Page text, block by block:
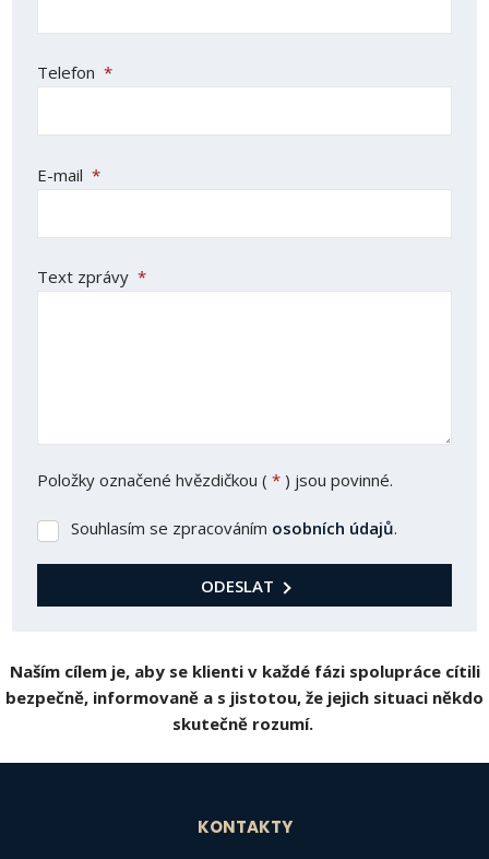
Telefon *
E-mail *
Text zprávy *
Položky označené hvězdičkou ( * ) jsou povinné.
Souhlasím
Souhlasím se zpracováním osobních údajů.
ODESLAT
nepodařilo
odeslat.
Naším cílem je, aby se klienti v každé fázi spolupráce cítili
bezpečně, informovaně a s jistotou, že jejich situaci někdo
skutečně rozumí.
KONTAKTY